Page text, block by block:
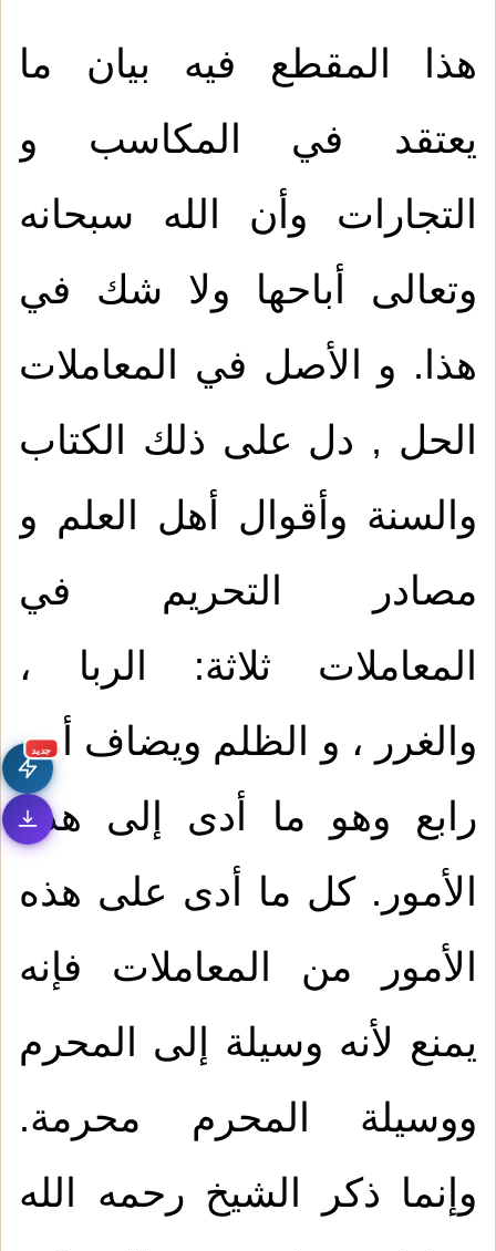
جديد
هذا المقطع فيه بيان ما
يعتقد في المكاسب و
التجارات وأن الله سبحانه
وتعالى أباحها ولا شك في
هذا. و الأصل في المعاملات
الحل , دل على ذلك الكتاب
والسنة وأقوال أهل العلم و
مصادر التحريم في
المعاملات ثلاثة: الربا ،
والغرر ، و الظلم ويضاف أمر
رابع وهو ما أدى إلى هذه
الأمور. كل ما أدى على هذه
الأمور من المعاملات فإنه
يمنع لأنه وسيلة إلى المحرم
ووسيلة المحرم محرمة.
وإنما ذكر الشيخ رحمه الله